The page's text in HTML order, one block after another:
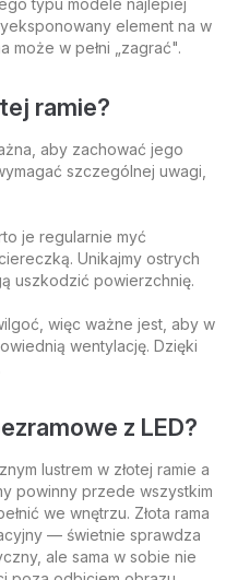
typu modele najlepiej
element na w
może w pełni „zagrać".
ramie?
aby zachować jego
szczególnej uwagi,
je regularnie myć
Unikajmy ostrych
uszkodzić powierzchnię.
więc ważne jest, aby w
wentylację. Dzięki
z LED?
lustrem w złotej ramie a
powinny przede wszystkim
we wnętrzu. Złota rama
— świetnie sprawdza
ale sama w sobie nie